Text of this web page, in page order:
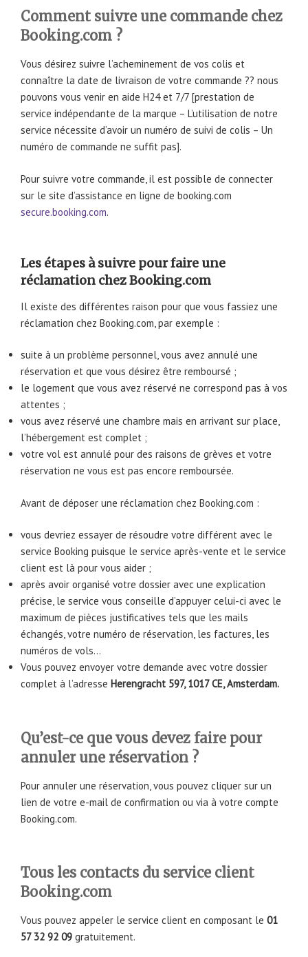
Comment suivre une commande chez
Booking.com ?
Vous désirez suivre l’acheminement de vos colis et
connaître la date de livraison de votre commande ?? nous
pouvons vous venir en aide H24 et 7/7 [prestation de
service indépendante de la marque – L’utilisation de notre
service nécessite d’avoir un numéro de suivi de colis – Un
numéro de commande ne suffit pas].
Pour suivre votre commande, il est possible de connecter
sur le site d’assistance en ligne de booking.com
secure.booking.com.
Les étapes à suivre pour faire une
réclamation chez Booking.com
Il existe des différentes raison pour que vous fassiez une
réclamation chez Booking.com, par exemple :
suite à un problème personnel, vous avez annulé une
réservation et que vous désirez être remboursé ;
le logement que vous avez réservé ne correspond pas à vos
attentes ;
vous avez réservé une chambre mais en arrivant sur place,
l’hébergement est complet ;
votre vol est annulé pour des raisons de grèves et votre
réservation ne vous est pas encore remboursée.
Avant de déposer une réclamation chez Booking.com :
vous devriez essayer de résoudre votre différent avec le
service Booking puisque le service après-vente et le service
client est là pour vous aider ;
après avoir organisé votre dossier avec une explication
précise, le service vous conseille d’appuyer celui-ci avec le
maximum de pièces justificatives tels que les mails
échangés, votre numéro de réservation, les factures, les
numéros de vols…
Vous pouvez envoyer votre demande avec votre dossier
complet à l’adresse Herengracht 597, 1017 CE, Amsterdam.
Qu’est-ce que vous devez faire pour
annuler une réservation ?
Pour annuler une réservation, vous pouvez cliquer sur un
lien de votre e-mail de confirmation ou via à votre compte
Booking.com.
Tous les contacts du service client
Booking.com
Vous pouvez appeler le service client en composant le 01
57 32 92 09 gratuitement.